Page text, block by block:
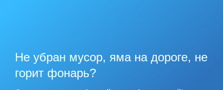
Не убран мусор, яма на дороге, не
горит фонарь?